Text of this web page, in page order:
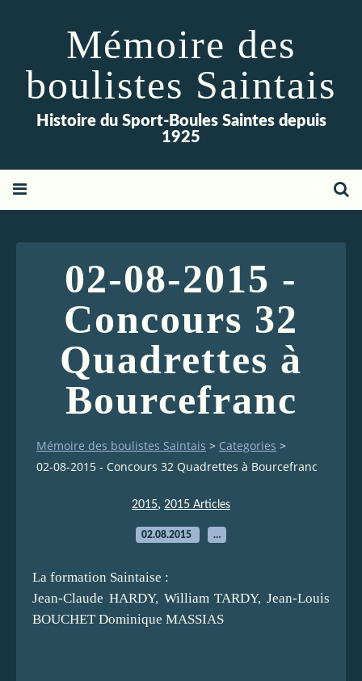
Mémoire des
boulistes Saintais
Histoire du Sport-Boules Saintes depuis
1925
02-08-2015 -
Concours 32
Quadrettes à
Bourcefranc
Mémoire des boulistes Saintais > Categories >
02-08-2015 - Concours 32 Quadrettes à Bourcefranc
2015, 2015 Articles
02.08.2015 …
La formation Saintaise :
Jean-Claude HARDY, William TARDY, Jean-Louis
BOUCHET Dominique MASSIAS